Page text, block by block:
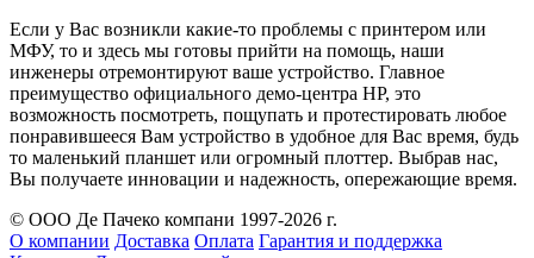
Если у Вас возникли какие-то проблемы с принтером или
МФУ, то и здесь мы готовы прийти на помощь, наши
инженеры отремонтируют ваше устройство. Главное
преимущество официального демо-центра HP, это
возможность посмотреть, пощупать и протестировать любое
понравившееся Вам устройство в удобное для Вас время, будь
то маленький планшет или огромный плоттер. Выбрав нас,
Вы получаете инновации и надежность, опережающие время.
© ООО Де Пачеко компани 1997-2026 г.
О компании Доставка Оплата Гарантия и поддержка